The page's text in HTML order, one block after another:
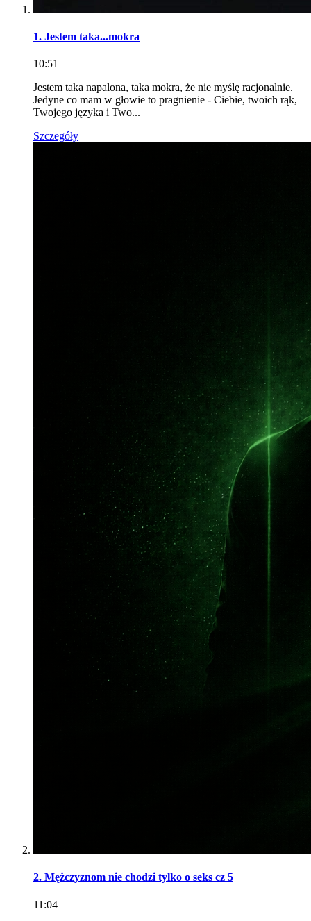
1. Jestem taka...mokra
10:51
Jestem taka napalona, taka mokra, że nie myślę racjonalnie.
Jedyne co mam w głowie to pragnienie - Ciebie, twoich rąk,
Twojego języka i Two...
Szczegóły
2. Mężczyznom nie chodzi tylko o seks cz 5
11:04